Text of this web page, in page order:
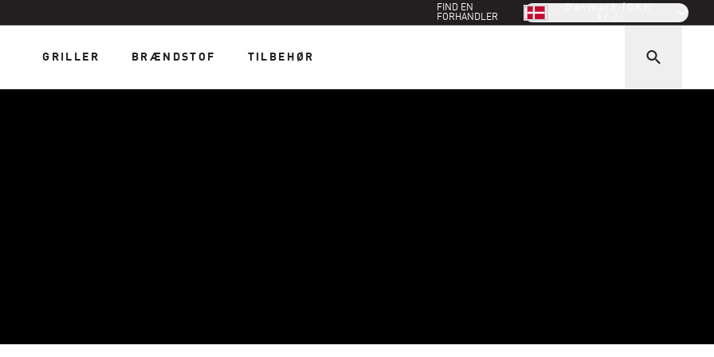
FIND EN
FORHANDLER
GRILLER BRÆNDSTOF TILBEHØR